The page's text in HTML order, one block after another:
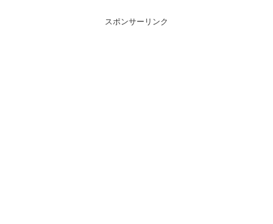
スポンサーリンク